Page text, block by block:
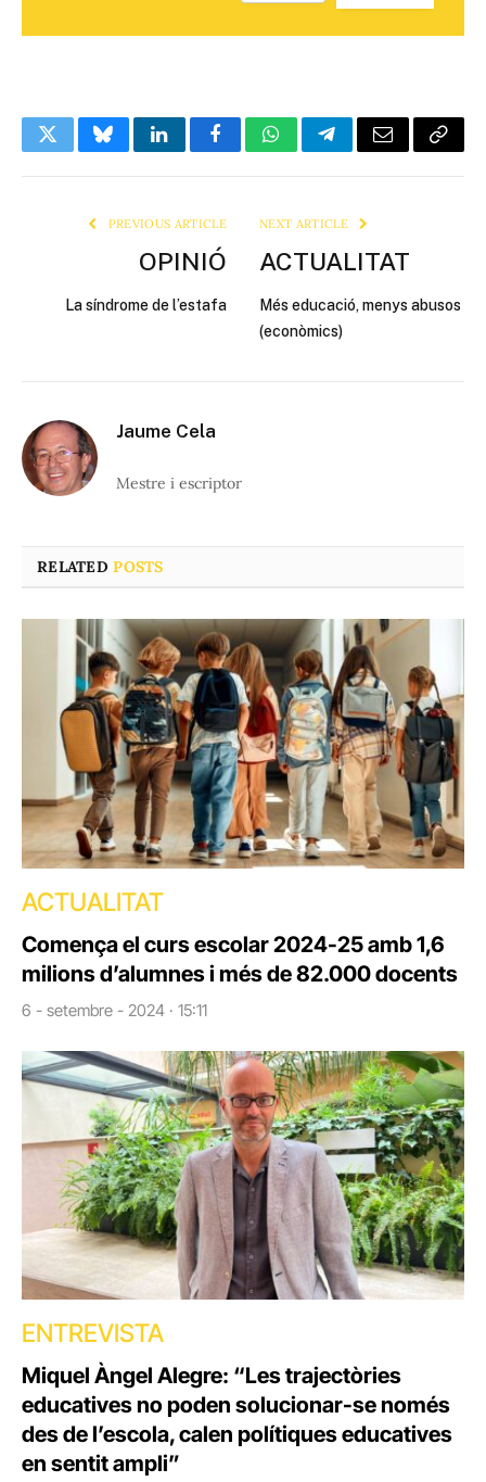
TwitterBlueskyLinkedInFacebookWhatsAppTelegramEmail Copy
PREVIOUS ARTICLE
OPINIÓ
La síndrome de l’estafa
NEXT ARTICLE
ACTUALITAT
Més educació, menys abusos
(econòmics)
Jaume Cela
Mestre i escriptor
RELATEDPOSTS
ACTUALITAT
Comença el curs escolar 2024-25 amb 1,6
milions d’alumnes i més de 82.000 docents
6 - setembre - 2024 · 15:11
ENTREVISTA
Miquel Àngel Alegre: “Les trajectòries
educatives no poden solucionar-se només
des de l’escola, calen polítiques educatives
en sentit ampli”